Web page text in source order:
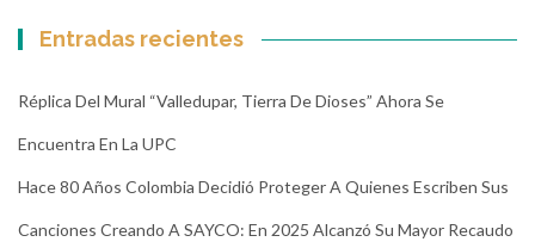
Entradas recientes
Réplica Del Mural “Valledupar, Tierra De Dioses” Ahora Se
Encuentra En La UPC
Hace 80 Años Colombia Decidió Proteger A Quienes Escriben Sus
Canciones Creando A SAYCO: En 2025 Alcanzó Su Mayor Recaudo